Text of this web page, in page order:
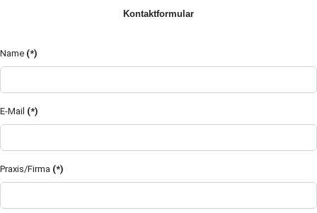
Kontaktformular
Name (*)
E-Mail (*)
Praxis/Firma (*)